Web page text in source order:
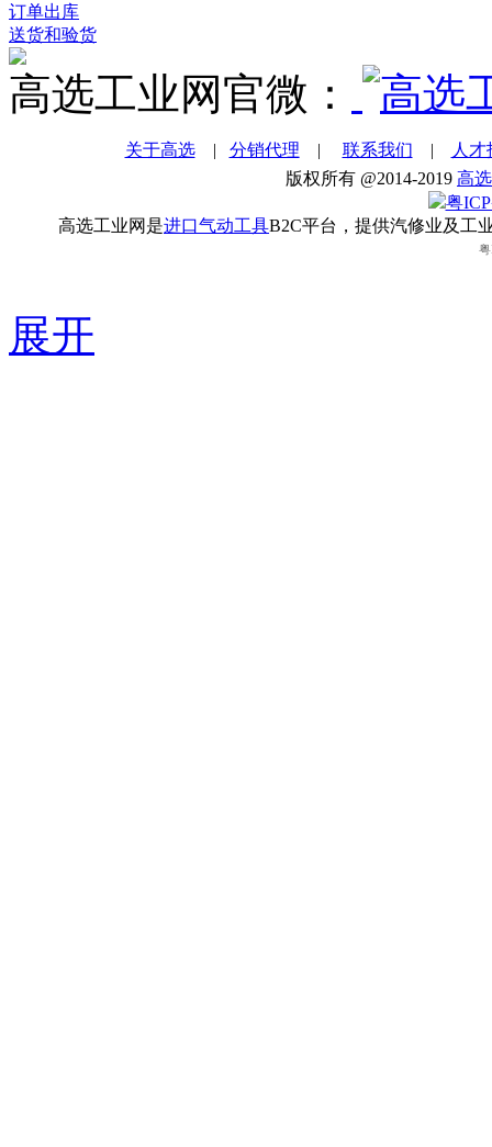
订单出库
送货和验货
高选工业网官微：
关于高选| 分销代理 | 联系我们 |
人才
版权所有 @2014-2019 高
粤
高选工业网是进口气动工具B2C平台，提供汽修业及工
展开